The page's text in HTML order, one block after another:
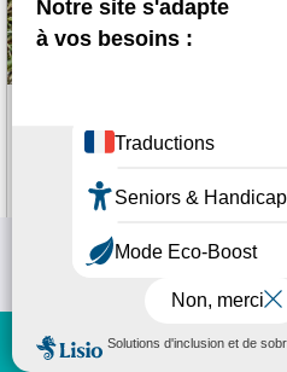
En direct
-
Location de luge
la montagne en hiver
de vêtements de ski
Location
Location ski alpin
Location ski de
Location snowboard
Commerces : Magasins de sports
Chamrousse
GRATUIT - Sur Google Play